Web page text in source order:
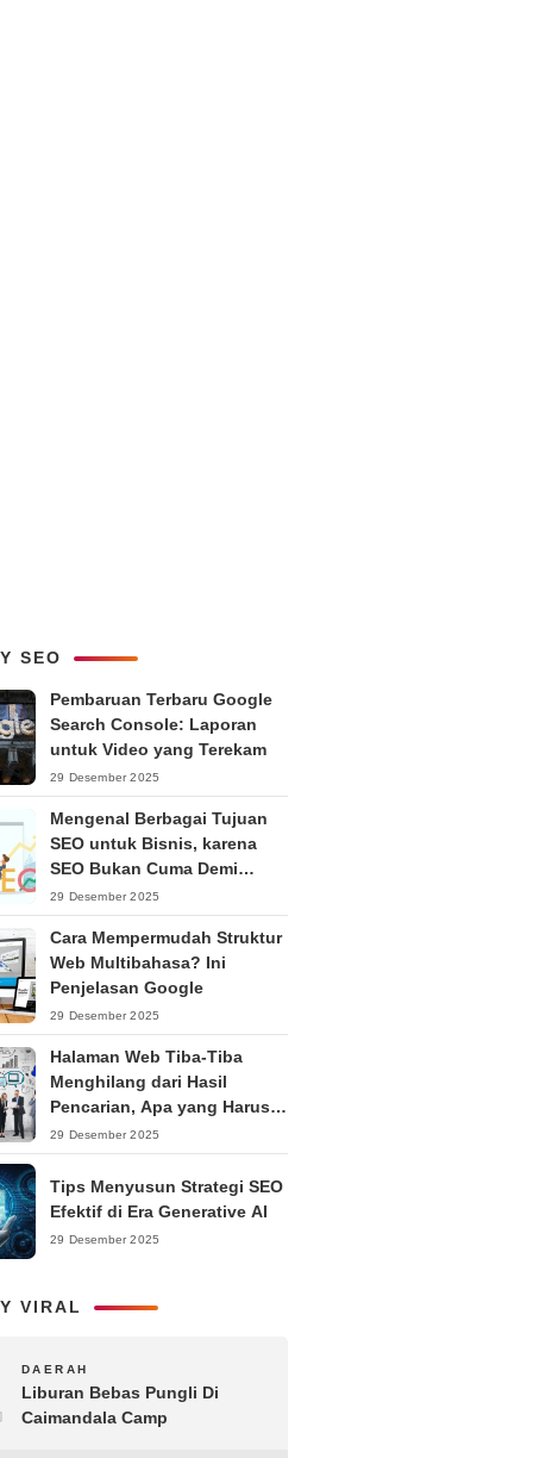
SEO
Pembaruan Terbaru Google
Search Console: Laporan
untuk Video yang Terekam
29 Desember 2025
Mengenal Berbagai Tujuan
SEO untuk Bisnis, karena
SEO Bukan Cuma Demi
Ranking
29 Desember 2025
Cara Mempermudah Struktur
Web Multibahasa? Ini
Penjelasan Google
29 Desember 2025
Halaman Web Tiba-Tiba
Menghilang dari Hasil
Pencarian, Apa yang Harus
Dilakukan?
29 Desember 2025
Tips Menyusun Strategi SEO
Efektif di Era Generative AI
29 Desember 2025
VIRAL
DAERAH
Liburan Bebas Pungli Di
Caimandala Camp